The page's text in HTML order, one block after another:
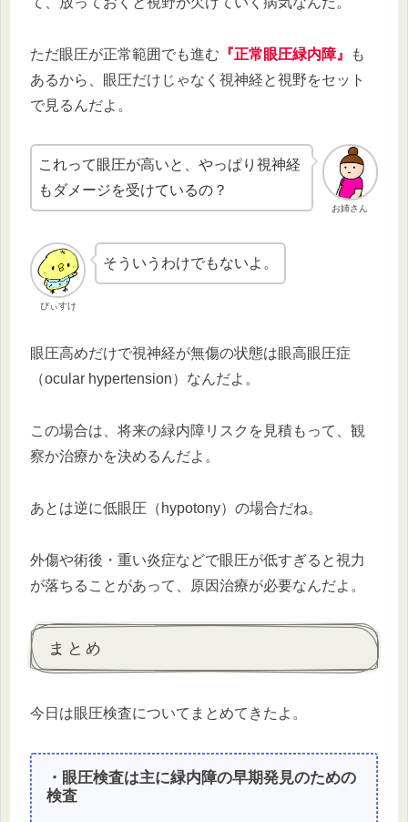
ただ眼圧が正常範囲でも進む 『正常眼圧緑内障』
も
あるから、眼圧だけじゃなく視神経と視野をセット
で見るんだよ。
お姉さん
これって眼圧が高いと、やっぱり視神経
もダメージを受けているの？
ぴぃすけ
そういうわけでもないよ。
眼圧高めだけで視神経が無傷の状態は眼高眼圧症
（ocular hypertension）なんだよ。
この場合は、将来の緑内障リスクを見積もって、観
察か治療かを決めるんだよ。
あとは逆に低眼圧（hypotony）の場合だね。
外傷や術後・重い炎症などで眼圧が低すぎると視力
が落ちることがあって、原因治療が必要なんだよ。
まとめ
今日は眼圧検査についてまとめてきたよ。
・眼圧検査は主に緑内障の早期発見のための
検査